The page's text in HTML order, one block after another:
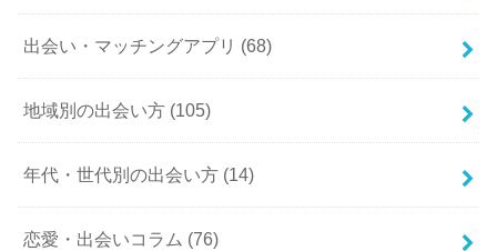
出会い・マッチングアプリ (68)
地域別の出会い方 (105)
年代・世代別の出会い方 (14)
恋愛・出会いコラム (76)